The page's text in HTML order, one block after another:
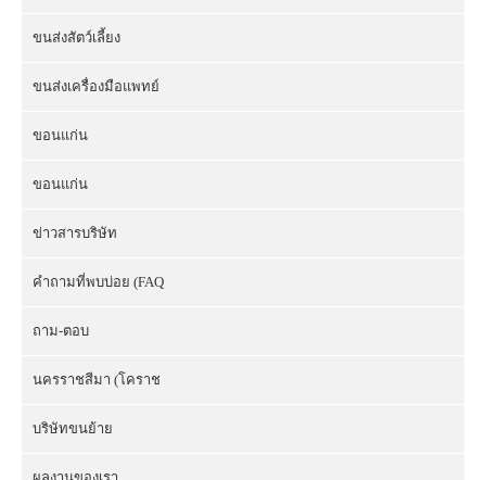
ขนส่งสัตว์เลี้ยง
ขนส่งเครื่องมือแพทย์
ขอนแก่น
ขอนแก่น
ข่าวสารบริษัท
คำถามที่พบบ่อย (FAQ
ถาม-ตอบ
นครราชสีมา (โคราช
บริษัทขนย้าย